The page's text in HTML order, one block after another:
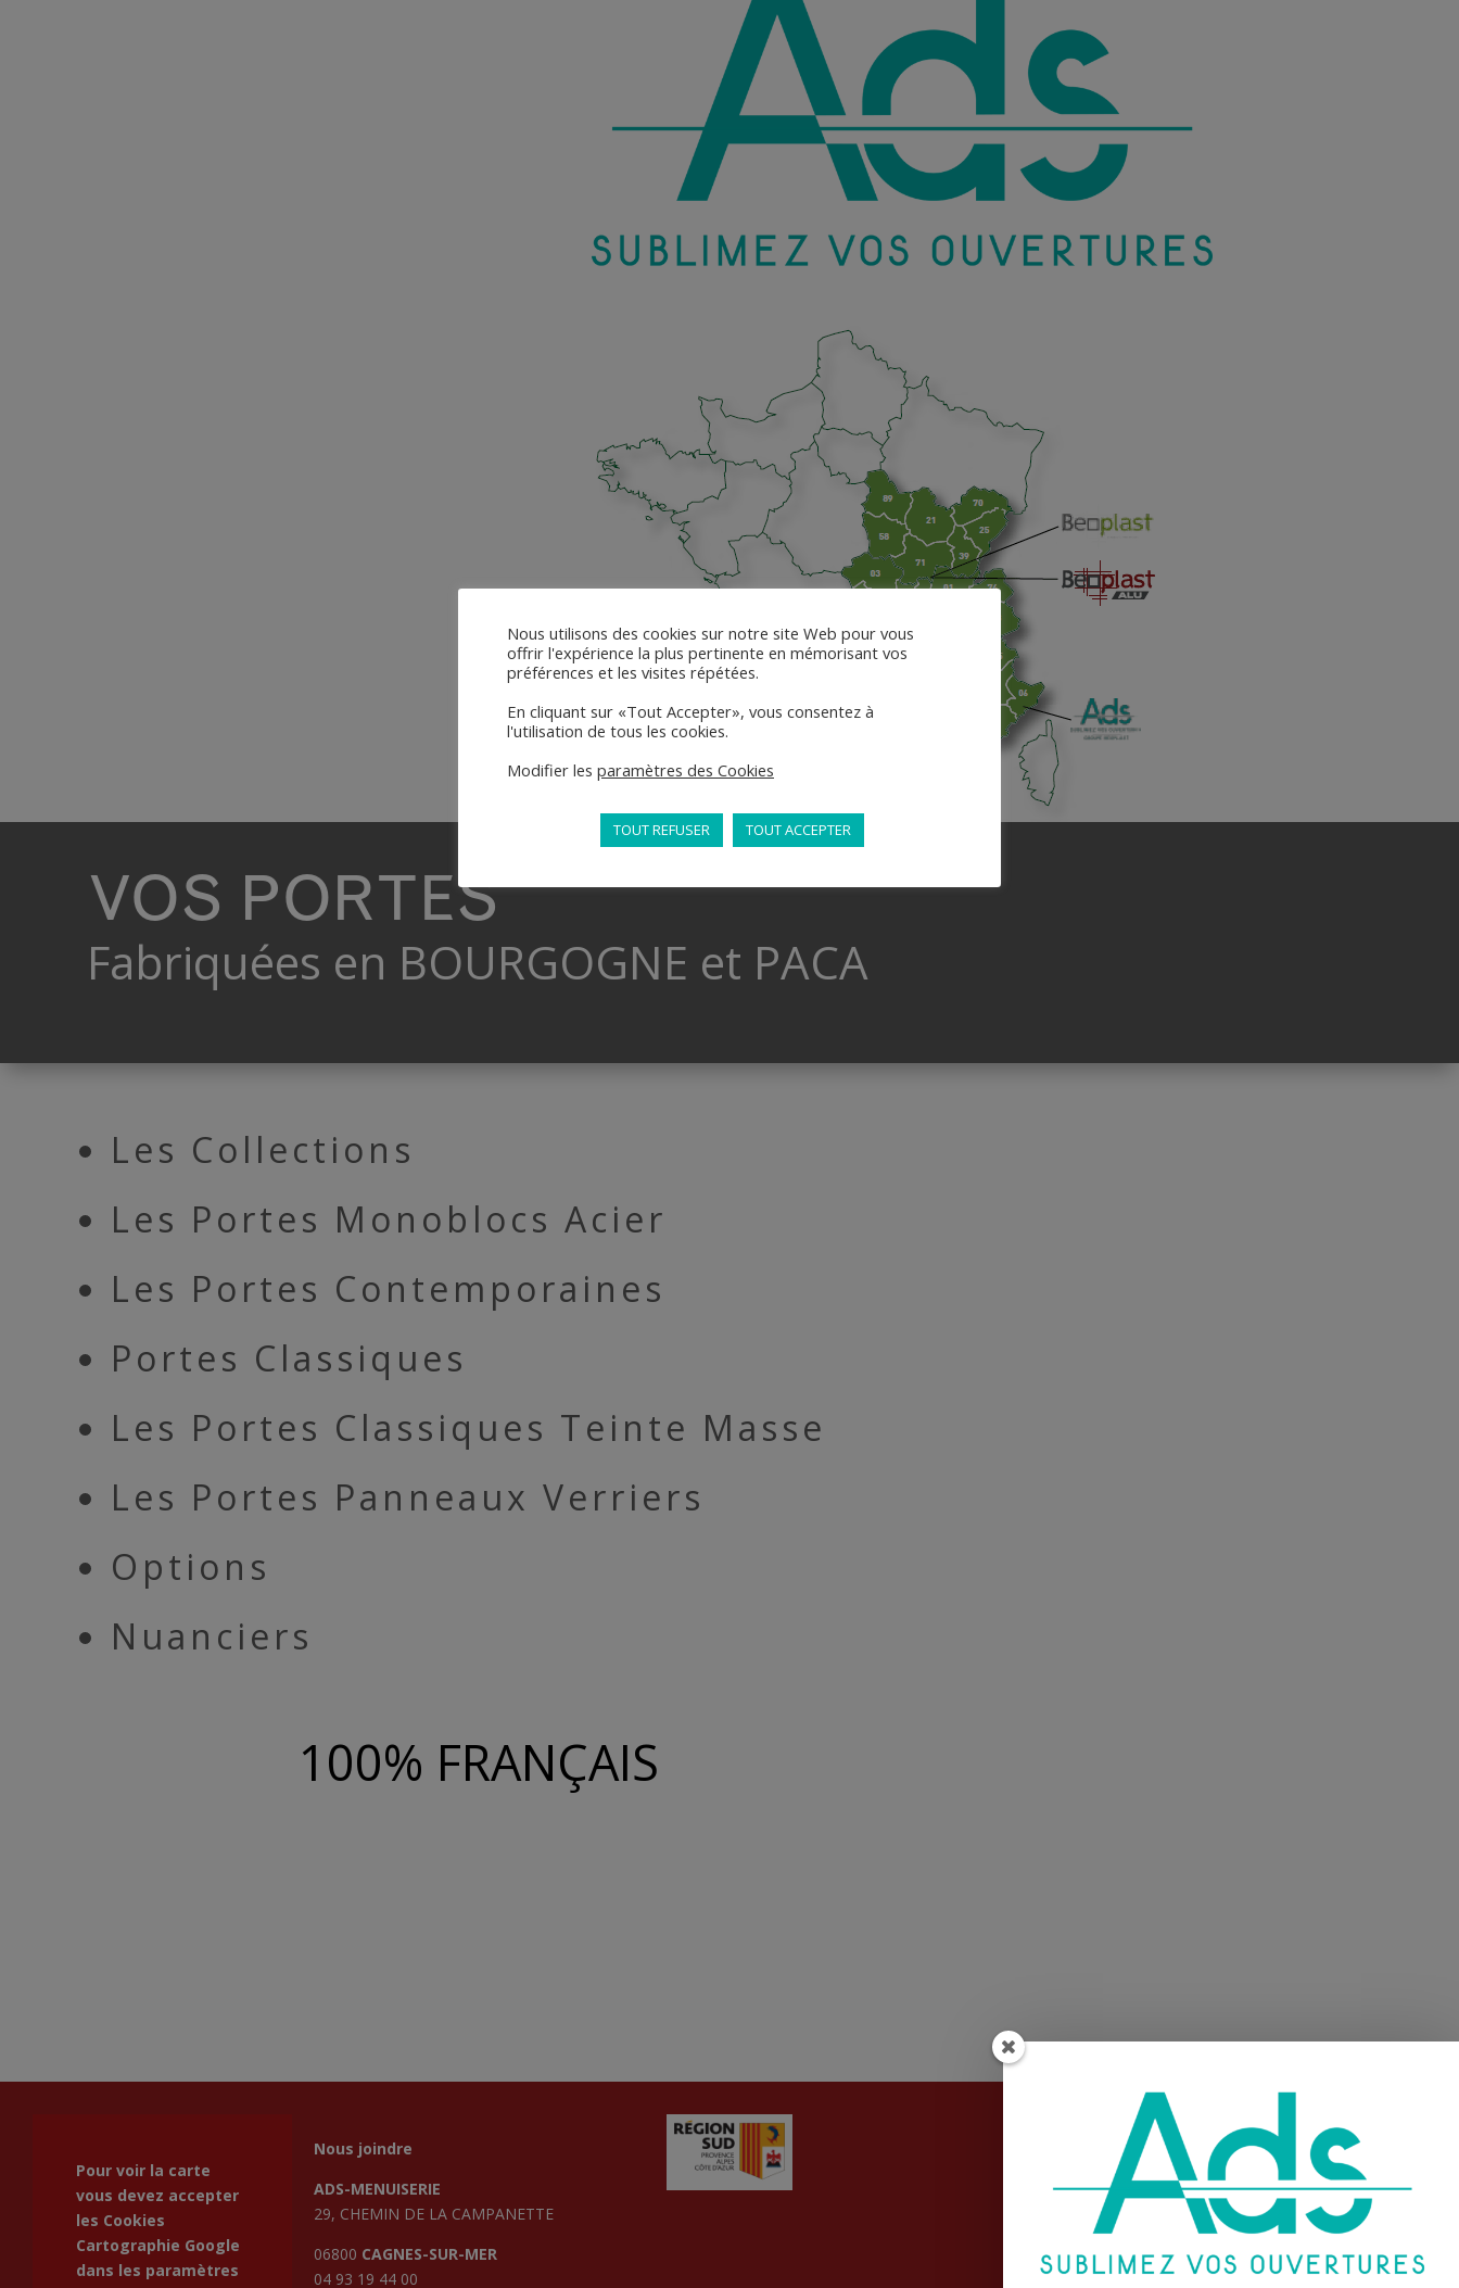
VOS PORTES
Fabriquées en BOURGOGNE et PACA
Les Collections
Les Portes Monoblocs Acier
Les Portes Contemporaines
Portes Classiques
Les Portes Classiques Teinte Masse
Les Portes Panneaux Verriers
Options
Nuanciers
100% FRANÇAIS
Pour voir la carte
vous devez accepter
les Cookies
Cartographie Google
dans les paramètres
Nous joindre
ADS-MENUISERIE
29, CHEMIN DE LA CAMPANETTE
06800 CAGNES-SUR-MER
04 93 19 44 00
Informations
Conditions Générales de Vente
Mentions légales
Plan du site
Nous contacter
Nous utilisons des cookies sur notre site Web pour vous
offrir l'expérience la plus pertinente en mémorisant vos
préférences et les visites répétées.
En cliquant sur «Tout Accepter», vous consentez à
l'utilisation de tous les cookies.
Modifier les paramètres des Cookies
TOUT REFUSER TOUT ACCEPTER